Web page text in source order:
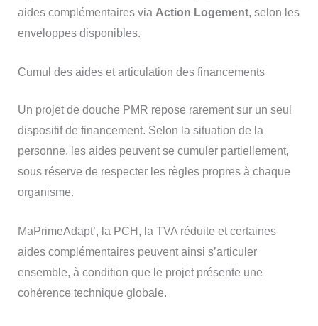
aides complémentaires via Action Logement, selon les
enveloppes disponibles.
Cumul des aides et articulation des financements
Un projet de douche PMR repose rarement sur un seul
dispositif de financement. Selon la situation de la
personne, les aides peuvent se cumuler partiellement,
sous réserve de respecter les règles propres à chaque
organisme.
MaPrimeAdapt’, la PCH, la TVA réduite et certaines
aides complémentaires peuvent ainsi s’articuler
ensemble, à condition que le projet présente une
cohérence technique globale.